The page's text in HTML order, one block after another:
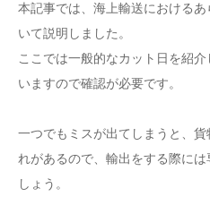
本記事では、海上輸送における
いて説明しました。
ここでは一般的なカット日を紹
いますので確認が必要です。
一つでもミスが出てしまうと、
れがあるので、輸出をする際に
しょう。